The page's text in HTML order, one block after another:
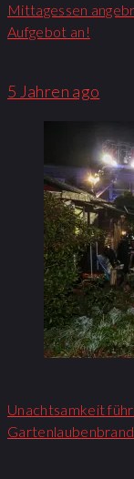
Mittagessen
Aufgebot an!​
5 Jahren ago
Unachtsamkeit